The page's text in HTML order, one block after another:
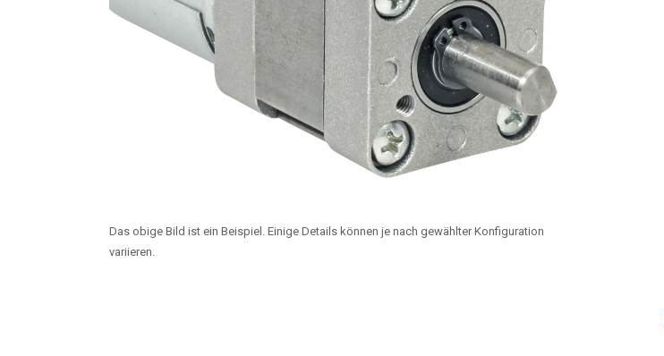
Das obige Bild ist ein Beispiel. Einige Details können je nach gewählter Konfiguration
variieren.